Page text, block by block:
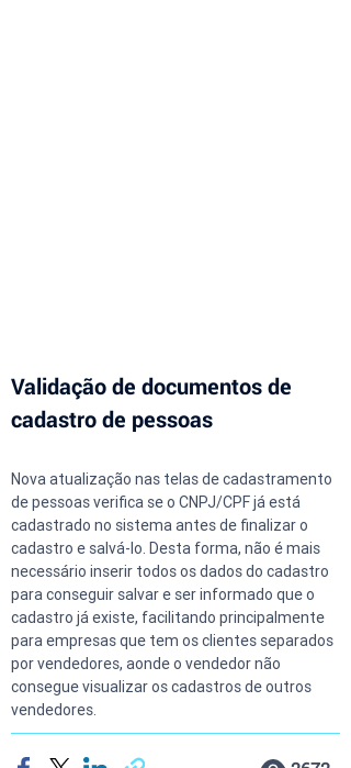
Validação de documentos de
cadastro de pessoas
Nova atualização nas telas de cadastramento
de pessoas verifica se o CNPJ/CPF já está
cadastrado no sistema antes de finalizar o
cadastro e salvá-lo. Desta forma, não é mais
necessário inserir todos os dados do cadastro
para conseguir salvar e ser informado que o
cadastro já existe, facilitando principalmente
para empresas que tem os clientes separados
por vendedores, aonde o vendedor não
consegue visualizar os cadastros de outros
vendedores.